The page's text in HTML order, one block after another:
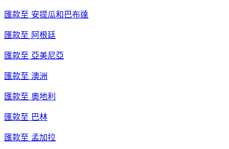
匯款至 安提瓜和巴布達
匯款至 阿根廷
匯款至 亞美尼亞
匯款至 澳洲
匯款至 奧地利
匯款至 巴林
匯款至 孟加拉